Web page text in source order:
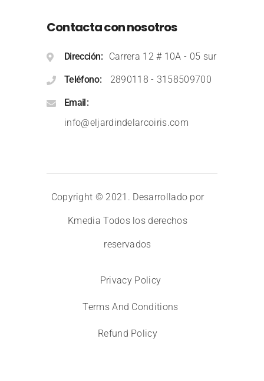
Contacta con nosotros
Dirección Carrera 12 # 10A - 05 sur
Teléfono 2890118 - 3158509700
Email
info@eljardindelarcoiris.com
Copyright © 2021. Desarrollado por
Kmedia Todos los derechos
reservados
Privacy Policy
Terms And Conditions
Refund Policy